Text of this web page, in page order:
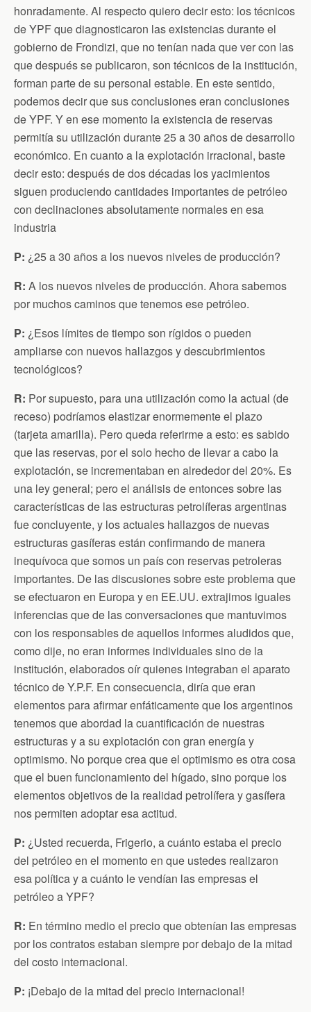
honradamente. Al respecto quiero decir esto: los técnicos
de YPF que diagnosticaron las existencias durante el
gobierno de Frondizi, que no tenían nada que ver con las
que después se publicaron, son técnicos de la institución,
forman parte de su personal estable. En este sentido,
podemos decir que sus conclusiones eran conclusiones
de YPF. Y en ese momento la existencia de reservas
permitía su utilización durante 25 a 30 años de desarrollo
económico. En cuanto a la explotación irracional, baste
decir esto: después de dos décadas los yacimientos
siguen produciendo cantidades importantes de petróleo
con declinaciones absolutamente normales en esa
industria
P: ¿25 a 30 años a los nuevos niveles de producción?
R: A los nuevos niveles de producción. Ahora sabemos
por muchos caminos que tenemos ese petróleo.
P: ¿Esos límites de tiempo son rígidos o pueden
ampliarse con nuevos hallazgos y descubrimientos
tecnológicos?
R: Por supuesto, para una utilización como la actual (de
receso) podríamos elastizar enormemente el plazo
(tarjeta amarilla). Pero queda referirme a esto: es sabido
que las reservas, por el solo hecho de llevar a cabo la
explotación, se incrementaban en alrededor del 20%. Es
una ley general; pero el análisis de entonces sobre las
características de las estructuras petrolíferas argentinas
fue concluyente, y los actuales hallazgos de nuevas
estructuras gasíferas están confirmando de manera
inequívoca que somos un país con reservas petroleras
importantes. De las discusiones sobre este problema que
se efectuaron en Europa y en EE.UU. extrajimos iguales
inferencias que de las conversaciones que mantuvimos
con los responsables de aquellos informes aludidos que,
como dije, no eran informes individuales sino de la
institución, elaborados oír quienes integraban el aparato
técnico de Y.P.F. En consecuencia, diría que eran
elementos para afirmar enfáticamente que los argentinos
tenemos que abordad la cuantificación de nuestras
estructuras y a su explotación con gran energía y
optimismo. No porque crea que el optimismo es otra cosa
que el buen funcionamiento del hígado, sino porque los
elementos objetivos de la realidad petrolífera y gasífera
nos permiten adoptar esa actitud.
P: ¿Usted recuerda, Frigerio, a cuánto estaba el precio
del petróleo en el momento en que ustedes realizaron
esa política y a cuánto le vendían las empresas el
petróleo a YPF?
R: En término medio el precio que obtenían las empresas
por los contratos estaban siempre por debajo de la mitad
del costo internacional.
P: ¡Debajo de la mitad del precio internacional!